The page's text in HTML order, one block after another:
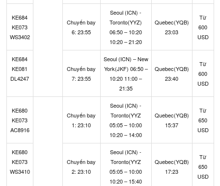
KE684
KE073
WS3402
Chuyến bay
6: 23:55
Seoul (ICN) -
Toronto(YYZ)
06:50 – 10:20
10:20 – 21:20
Quebec(YQB)
23:03
Từ
600
USD
KE684
KE081
DL4247
Chuyến bay
7: 23:55
Seoul (ICN) – New
York(JKF) 06:50 –
10:20 11:00 –
21:35
Quebec(YQB)
23:40
Từ
600
USD
KE680
KE073
AC8916
Chuyến bay
1: 23:10
Seoul (ICN) -
Toronto(YYZ
05:05 – 10:00
10:20 – 14:00
Quebec(YQB)
15:37
Từ
650
USD
KE680
KE073
WS3410
Chuyến bay
2: 23:10
Seoul (ICN) -
Toronto(YYZ
05:05 – 10:00
10:20 – 15:40
Quebec(YQB)
17:23
Từ
650
USD